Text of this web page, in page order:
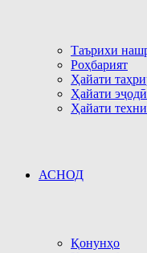
Таърихи
Роҳбарият
Ҳайати
Ҳайати эҷодӣ
Ҳайати
АСНОД
Қонунҳо